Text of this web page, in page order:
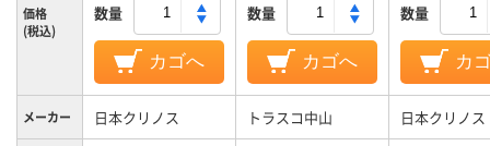
価格
(税込)
数量
カゴへ
数量
カゴへ
数量
カ
メーカー 日本クリノス トラスコ中山 日本クリノス